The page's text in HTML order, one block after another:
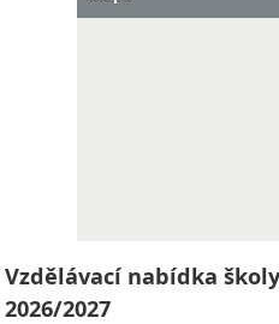
Vzdělávací nabídka
2026/2027